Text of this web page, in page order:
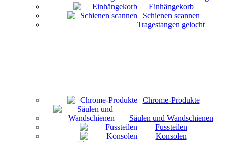
Einhängekorb
Schienen scannen
Tragestangen gelocht
Chrome-Produkte
Säulen und Wandschienen
Fussteilen
Konsolen